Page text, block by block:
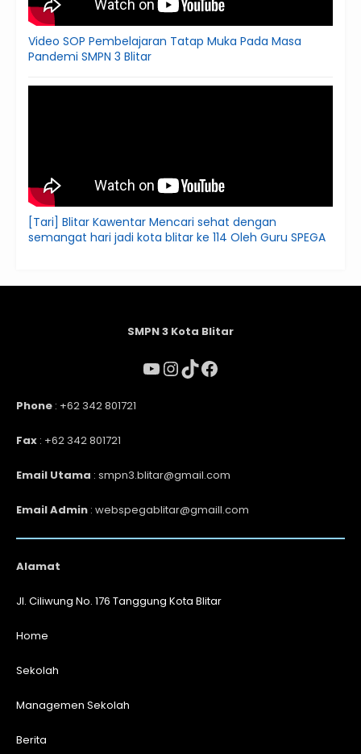
Video SOP Pembelajaran Tatap Muka Pada Masa
Pandemi SMPN 3 Blitar
[Tari] Blitar Kawentar Mencari sehat dengan
semangat hari jadi kota blitar ke 114 Oleh Guru SPEGA
SMPN 3 Kota Blitar
Phone : +62 342 801721
Fax : +62 342 801721
Email Utama : smpn3.blitar@gmail.com
Email Admin : webspegablitar@gmaill.com
Alamat
Jl. Ciliwung No. 176 Tanggung Kota Blitar
Home
Sekolah
Managemen Sekolah
Berita